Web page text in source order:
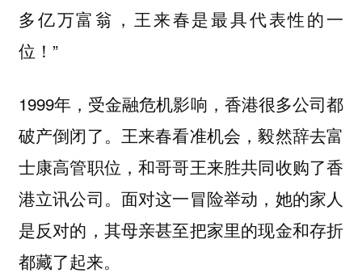
多亿万富翁，王来春是最具代表性的一
位！”
1999年，受金融危机影响，香港很多公司都
破产倒闭了。王来春看准机会，毅然辞去富
士康高管职位，和哥哥王来胜共同收购了香
港立讯公司。面对这一冒险举动，她的家人
是反对的，其母亲甚至把家里的现金和存折
都藏了起来。